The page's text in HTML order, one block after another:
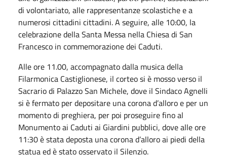
di volontariato, alle rappresentanze scolastiche e a
numerosi cittadini cittadini. A seguire, alle 10:00, la
celebrazione della Santa Messa nella Chiesa di San
Francesco in commemorazione dei Caduti.
Alle ore 11.00, accompagnato dalla musica della
Filarmonica Castiglionese, il corteo si è mosso verso il
Sacrario di Palazzo San Michele, dove il Sindaco Agnelli
si è fermato per depositare una corona d’alloro e per un
momento di preghiera, per poi proseguire fino al
Monumento ai Caduti ai Giardini pubblici, dove alle ore
11:30 è stata deposta una corona d’alloro ai piedi della
statua ed è stato osservato il Silenzio.